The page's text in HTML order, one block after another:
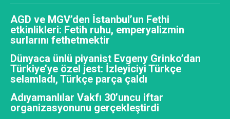
AGD ve MGV’den İstanbul’un Fethi
etkinlikleri: Fetih ruhu, emperyalizmin
surlarını fethetmektir
Dünyaca ünlü piyanist Evgeny Grinko’dan
Türkiye’ye özel jest: İzleyiciyi Türkçe
selamladı, Türkçe parça çaldı
Adıyamanlılar Vakfı 30’uncu iftar
organizasyonunu gerçekleştirdi